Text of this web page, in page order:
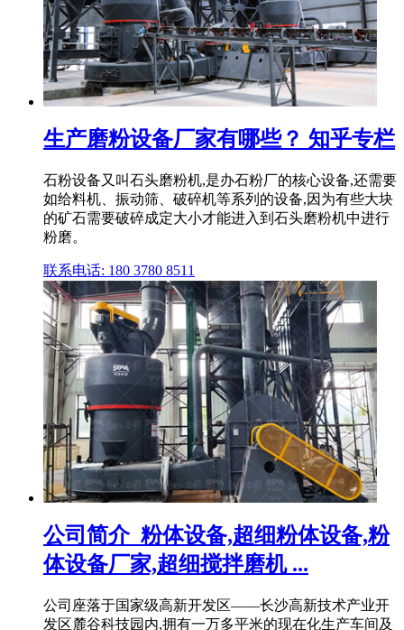
生产磨粉设备厂家有哪些？ 知乎专栏
石粉设备又叫石头磨粉机,是办石粉厂的核心设备,还需要
如给料机、振动筛、破碎机等系列的设备,因为有些大块
的矿石需要破碎成定大小才能进入到石头磨粉机中进行
粉磨。
联系电话: 180 3780 8511
公司简介_粉体设备,超细粉体设备,粉
体设备厂家,超细搅拌磨机 ...
公司座落于国家级高新开发区——长沙高新技术产业开
发区麓谷科技园内,拥有一万多平米的现在化生产车间及